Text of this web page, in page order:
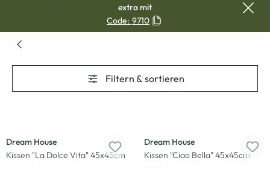
extra mit
Code: 9710
Filtern & sortieren
Dream House
Kissen "La Dolce Vita" 45x45cm
Dream House
Kissen "Ciao Bella" 45x45cm